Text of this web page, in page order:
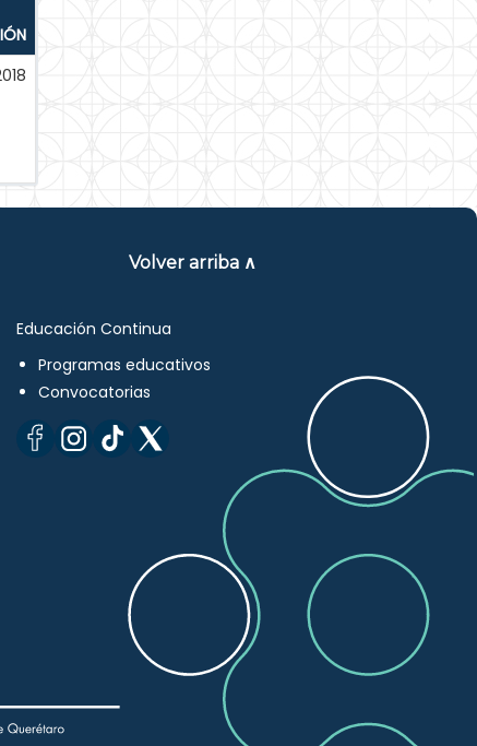
Volver arriba ∧
Educación Continua
Programas educativos
Convocatorias